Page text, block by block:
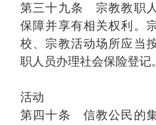
第三十九条 宗教教职
保障并享有相关权利。
校、宗教活动场所应当
职人员办理社会保险登记
第六章
活动
第四十条 信教公民的